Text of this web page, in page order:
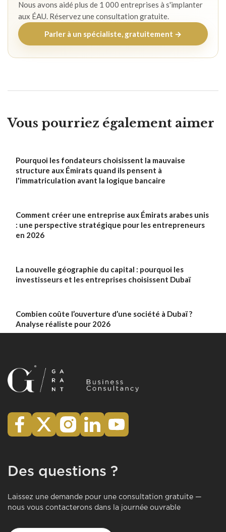
Nous avons aidé plus de 1 000 entreprises à s'implanter
aux ÉAU. Réservez une consultation gratuite.
Parler à un spécialiste, gratuitement →
Vous pourriez également aimer
Pourquoi les fondateurs choisissent la mauvaise
structure aux Émirats quand ils pensent à
l'immatriculation avant la logique bancaire
Comment créer une entreprise aux Émirats arabes unis
: une perspective stratégique pour les entrepreneurs
en 2026
La nouvelle géographie du capital : pourquoi les
investisseurs et les entreprises choisissent Dubaï
Combien coûte l’ouverture d’une société à Dubaï ?
Analyse réaliste pour 2026
Des questions ?
Laissez une demande pour une consultation gratuite —
nous vous contacterons dans la journée ouvrable